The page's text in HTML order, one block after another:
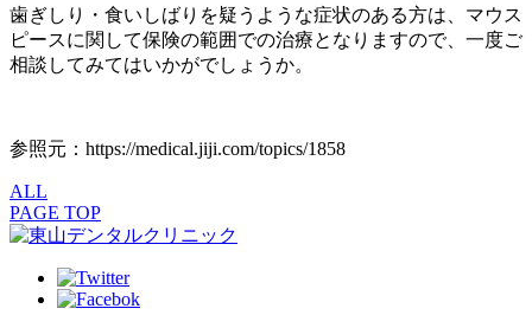
歯ぎしり・食いしばりを疑うような症状のある方は、マウス
ピースに関して保険の範囲での治療となりますので、一度ご
相談してみてはいかがでしょうか。
参照元：https://medical.jiji.com/topics/1858
ALL
PAGE TOP